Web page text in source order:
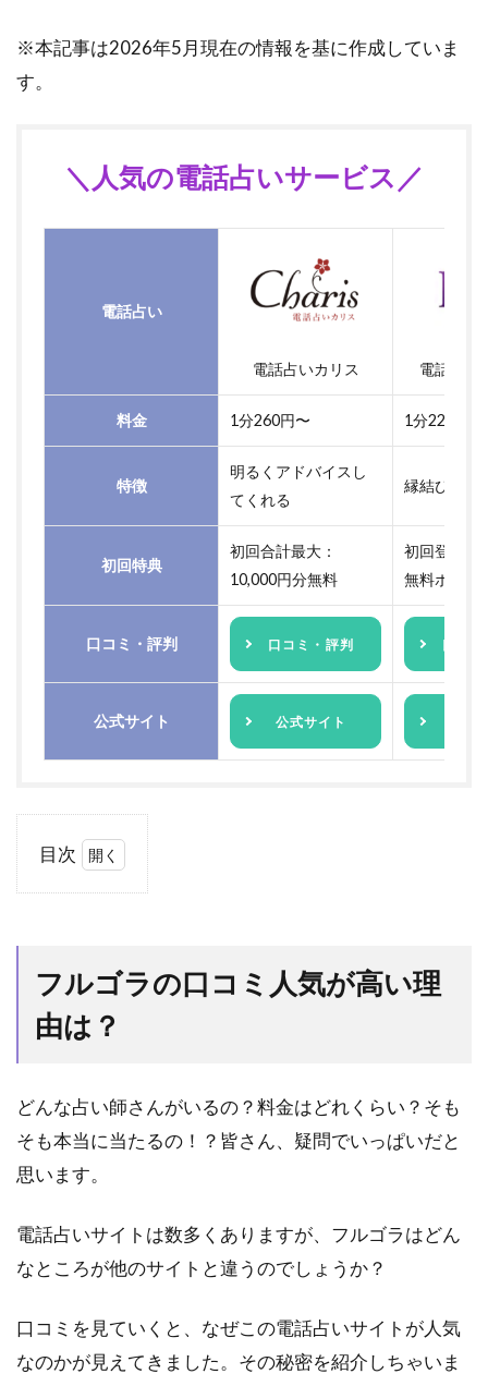
※本記事は2026年5月現在の情報を基に作成していま
す。
＼人気の電話占いサービス／
電話占い
電話占いカリス 電話占い
料金 1分260円〜 1分220円〜
特徴
明るくアドバイスし
てくれる
縁結びが人
初回特典
初回合計最大：
10,000円分無料
初回登録で
無料ポイン
口コミ・評判 口コミ・評判 口コ
公式サイト 公式サイト
目次
コミ
人気
が高
1.1
ンペ
が定
に行
てい
る
フルゴラの口コミ人気が高い理
由は？
どんな占い師さんがいるの？料金はどれくらい？そも
そも本当に当たるの！？皆さん、疑問でいっぱいだと
思います。
電話占いサイトは数多くありますが、フルゴラはどん
なところが他のサイトと違うのでしょうか？
口コミを見ていくと、なぜこの電話占いサイトが人気
なのかが見えてきました。その秘密を紹介しちゃいま